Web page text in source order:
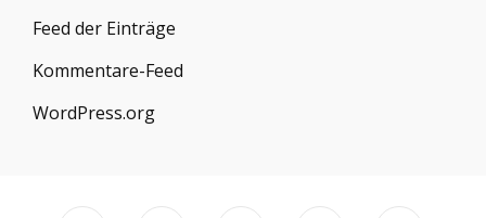
Feed der Einträge
Kommentare-Feed
WordPress.org